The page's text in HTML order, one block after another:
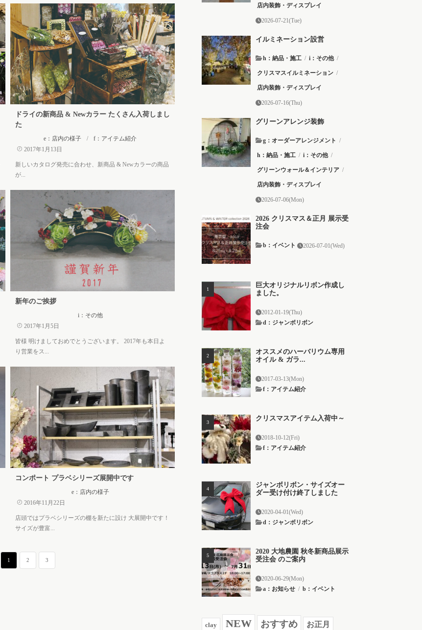
ドライの新商品 & Newカラー たくさん入荷しまし
た
e：店内の様子 /
f：アイテム紹介
2017年1月13日
新しいカタログ発売に合わせ、新商品 & Newカラーの商品
が...
新年のご挨拶
i：その他
2017年1月5日
皆様 明けましておめでとうございます。 2017年も本日よ
り営業をス...
コンポート プラベシリーズ展開中です
e：店内の様子
2016年11月22日
店頭ではプラベシリーズの棚を新たに設け 大展開中です！
サイズが豊富...
1 2 3
店内装飾・ディスプレイ
2026-07-21(Tue)
イルミネーション設営
h：納品・施工 / i：その他 /
クリスマスイルミネーション /
店内装飾・ディスプレイ
2026-07-16(Thu)
グリーンアレンジ装飾
g：オーダーアレンジメント /
h：納品・施工 / i：その他 /
グリーンウォール＆インテリア /
店内装飾・ディスプレイ
2026-07-06(Mon)
2026 クリスマス＆正月 展示受
注会
b：イベント 2026-07-01(Wed)
巨大オリジナルリボン作成し
ました。
2012-01-19(Thu)
d：ジャンボリボン
オススメのハーバリウム専用
オイル & ガラ...
2017-03-13(Mon)
f：アイテム紹介
クリスマスアイテム入荷中～
2018-10-12(Fri)
f：アイテム紹介
ジャンボリボン・サイズオー
ダー受け付け終了しました
2020-04-01(Wed)
d：ジャンボリボン
2020 大地農園 秋冬新商品展示
受注会 のご案内
2020-06-29(Mon)
a：お知らせ / b：イベント
clay NEW おすすめ お正月